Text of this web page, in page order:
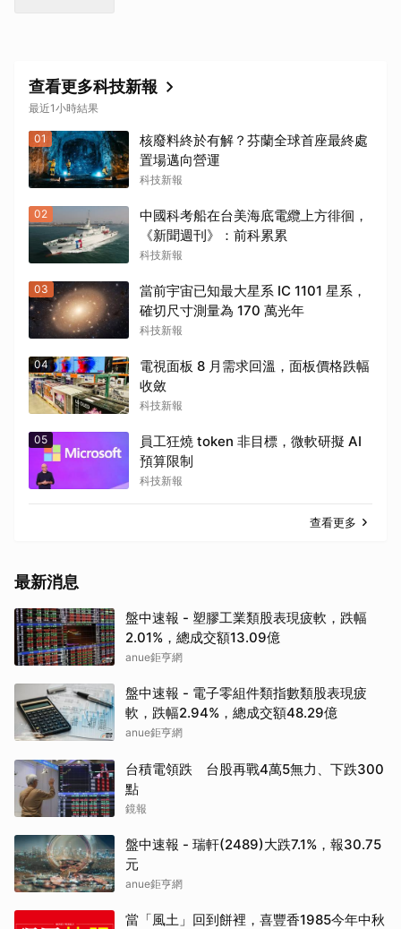
查看更多科技新報
最近1小時結果
01
核廢料終於有解？芬蘭全球首座最終處
置場邁向營運
科技新報
02
中國科考船在台美海底電纜上方徘徊，
《新聞週刊》：前科累累
科技新報
03
當前宇宙已知最大星系 IC 1101 星系，
確切尺寸測量為 170 萬光年
科技新報
04
電視面板 8 月需求回溫，面板價格跌幅
收斂
科技新報
05
員工狂燒 token 非目標，微軟研擬 AI
預算限制
科技新報
查看更多
最新消息
盤中速報 - 塑膠工業類股表現疲軟，跌幅
2.01%，總成交額13.09億
anue鉅亨網
盤中速報 - 電子零組件類指數類股表現疲
軟，跌幅2.94%，總成交額48.29億
anue鉅亨網
台積電領跌 台股再戰4萬5無力、下跌300
點
鏡報
盤中速報 - 瑞軒(2489)大跌7.1%，報30.75
元
anue鉅亨網
當「風土」回到餅裡，喜豐香1985今年中秋